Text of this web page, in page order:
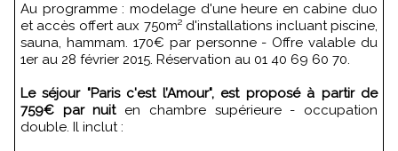
Au programme : modelage d'une heure en cabine duo
et accès offert aux 750m² d'installations incluant piscine,
sauna, hammam. 170€ par personne - Offre valable du
1er au 28 février 2015. Réservation au 01 40 69 60 70.
Le séjour "Paris c'est l’Amour", est proposé à partir de
759€ par nuiten chambre supérieure - occupation
double. Il inclut :